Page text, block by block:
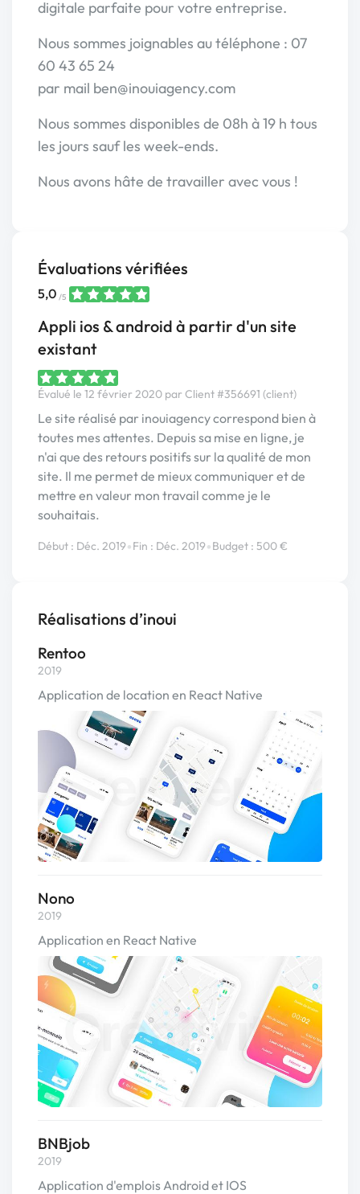
digitale parfaite pour votre entreprise.
Nous sommes joignables au téléphone : 07
60 43 65 24
par mail ben@inouiagency.com
Nous sommes disponibles de 08h à 19 h tous
les jours sauf les week-ends.
Nous avons hâte de travailler avec vous !
Évaluations vérifiées
5,0 /5
Appli ios & android à partir d'un site
existant
Évalué le 12 février 2020 par Client #356691 (client)
Le site réalisé par inouiagency correspond bien à
toutes mes attentes. Depuis sa mise en ligne, je
n'ai que des retours positifs sur la qualité de mon
site. Il me permet de mieux communiquer et de
mettre en valeur mon travail comme je le
souhaitais.
Début : Déc. 2019•Fin : Déc. 2019•Budget : 500 €
Réalisations d’inoui
Rentoo
2019
Application de location en React Native
Nono
2019
Application en React Native
BNBjob
2019
Application d'emplois Android et IOS